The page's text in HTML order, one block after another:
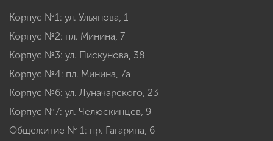
Корпус №1: ул. Ульянова, 1
Корпус №2: пл. Минина, 7
Корпус №3: ул. Пискунова, 38
Корпус №4: пл. Минина, 7а
Корпус №6: ул. Луначарского, 23
Корпус №7: ул. Челюскинцев, 9
Общежитие № 1: пр. Гагарина, 6